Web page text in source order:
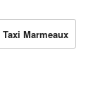
Taxi Marmeaux